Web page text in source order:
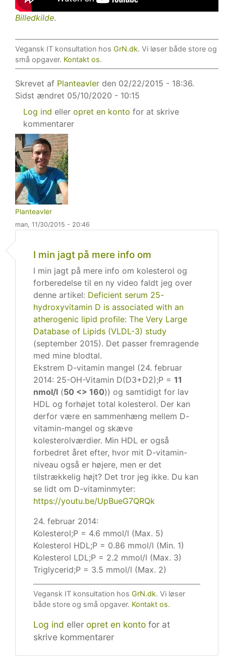
Billedkilde.
Vegansk IT konsultation hos GrN.dk. Vi løser både store og
små opgaver. Kontakt os.
Skrevet af Planteavler den 02/22/2015 - 18:36.
Sidst ændret 05/10/2020 - 10:15
Log ind eller opret en konto for at skrive
kommentarer
Planteavler
man, 11/30/2015 - 20:46
I min jagt på mere info om
I min jagt på mere info om kolesterol og
forberedelse til en ny video faldt jeg over
denne artikel: Deficient serum 25-
hydroxyvitamin D is associated with an
atherogenic lipid profile: The Very Large
Database of Lipids (VLDL-3) study
(september 2015). Det passer fremragende
med mine blodtal.
Ekstrem D-vitamin mangel (24. februar
2014: 25-OH-Vitamin D(D3+D2);P = 11
nmol/l (50 <> 160)) og samtidigt for lav
HDL og forhøjet total kolesterol. Der kan
derfor være en sammenhæng mellem D-
vitamin-mangel og skæve
kolesterolværdier. Min HDL er også
forbedret året efter, hvor mit D-vitamin-
niveau også er højere, men er det
tilstrækkelig højt? Det tror jeg ikke. Du kan
se lidt om D-vitaminmyter:
https://youtu.be/UpBueG7QRQk
24. februar 2014:
Kolesterol;P = 4.6 mmol/l (Max. 5)
Kolesterol HDL;P = 0.86 mmol/l (Min. 1)
Kolesterol LDL;P = 2.2 mmol/l (Max. 3)
Triglycerid;P = 3.5 mmol/l (Max. 2)
Vegansk IT konsultation hos GrN.dk. Vi løser
både store og små opgaver. Kontakt os.
Log ind eller opret en konto for at
skrive kommentarer